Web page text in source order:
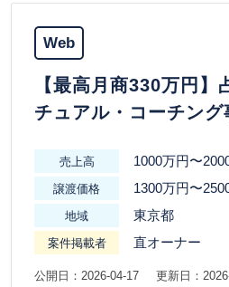
Web
【最高月商330万円】
チュアル・コーチング
売上高 1000万円〜
譲渡価格 1300万円〜
地域 東京都
案件掲載者 直オーナー
公開日：2026-04-17 更新日：